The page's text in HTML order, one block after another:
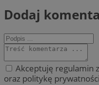
Dodaj
Akceptuję regulamin
oraz politykę